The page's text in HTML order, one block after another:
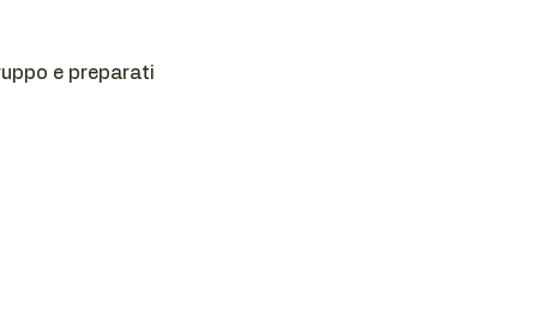
e preparati